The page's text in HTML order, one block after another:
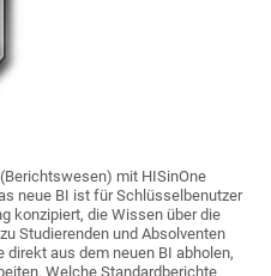
mit HISinOne
neue BI ist für Schlüsselbenutzer
konzipiert, die Wissen über die
Studierenden und Absolventen
direkt aus dem neuen BI abholen,
Welche Standardberichte